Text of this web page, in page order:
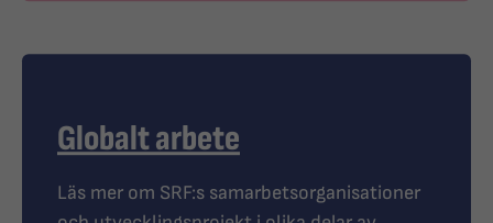
Globalt arbete
Läs mer om SRF:s samarbetsorganisationer